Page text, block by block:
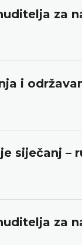
za
i
siječanj –
za